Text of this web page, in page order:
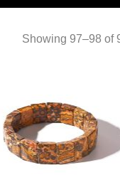
Showing 97–98 of